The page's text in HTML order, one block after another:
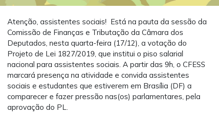
Atenção, assistentes sociais! Está na pauta da sessão da
Comissão de Finanças e Tributação da Câmara dos
Deputados, nesta quarta-feira (17/12), a votação do
Projeto de Lei 1827/2019, que institui o piso salarial
nacional para assistentes sociais. A partir das 9h, o CFESS
marcará presença na atividade e convida assistentes
sociais e estudantes que estiverem em Brasília (DF) a
comparecer e fazer pressão nas(os) parlamentares, pela
aprovação do PL.